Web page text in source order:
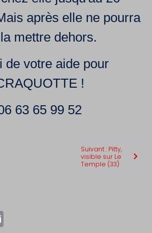
après elle ne pourra
mettre dehors.
de votre aide pour
!
63 65 99 52
Suivant : Pitty,
visible sur Le
Temple (33)